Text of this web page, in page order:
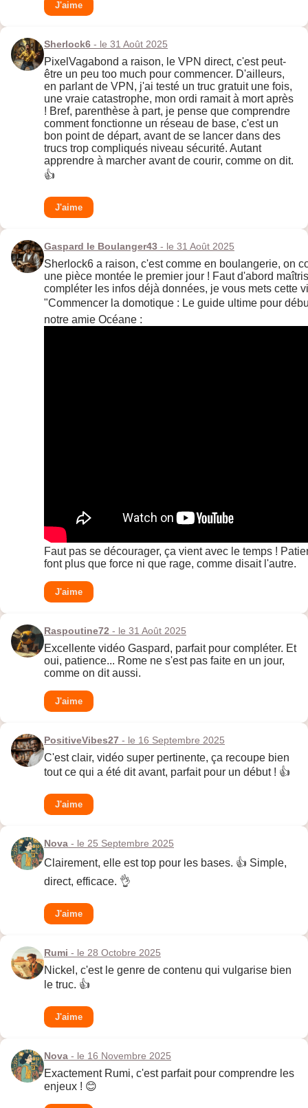
J'aime
Sherlock6 - le 31 Août 2025
PixelVagabond a raison, le VPN direct, c'est peut-
être un peu too much pour commencer. D'ailleurs,
en parlant de VPN, j'ai testé un truc gratuit une fois,
une vraie catastrophe, mon ordi ramait à mort après
! Bref, parenthèse à part, je pense que comprendre
comment fonctionne un réseau de base, c'est un
bon point de départ, avant de se lancer dans des
trucs trop compliqués niveau sécurité. Autant
apprendre à marcher avant de courir, comme on dit.
👍
J'aime
Gaspard le Boulanger43 - le 31 Août 2025
Sherlock6 a raison, c'est comme en boulangerie, on
une pièce montée le premier jour ! Faut d'abord
compléter les infos déjà données, je vous mets cette
"Commencer la domotique : Le guide ultime pour
notre amie Océane :
Faut pas se décourager, ça vient avec le temps !
font plus que force ni que rage, comme disait l'autre.
J'aime
Raspoutine72 - le 31 Août 2025
Excellente vidéo Gaspard, parfait pour compléter. Et
oui, patience... Rome ne s'est pas faite en un jour,
comme on dit aussi.
J'aime
PositiveVibes27 - le 16 Septembre 2025
C'est clair, vidéo super pertinente, ça recoupe bien
tout ce qui a été dit avant, parfait pour un début ! 👍
J'aime
Nova - le 25 Septembre 2025
Clairement, elle est top pour les bases. 👍 Simple,
direct, efficace. 👌
J'aime
Rumi - le 28 Octobre 2025
Nickel, c'est le genre de contenu qui vulgarise bien
le truc. 👍
J'aime
Nova - le 16 Novembre 2025
Exactement Rumi, c'est parfait pour comprendre les
enjeux ! 😊